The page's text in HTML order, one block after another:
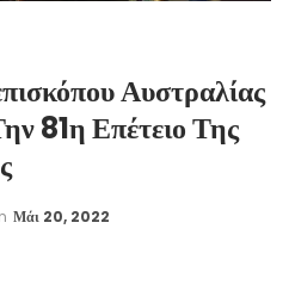
Αυστραλίας
81η Επέτειο Της
Μάι 20, 2022